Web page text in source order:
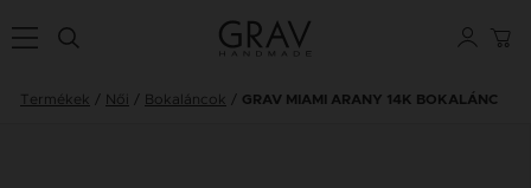
Termékek Női Bokaláncok GRAV MIAMI ARANY 14K BOKALÁNC